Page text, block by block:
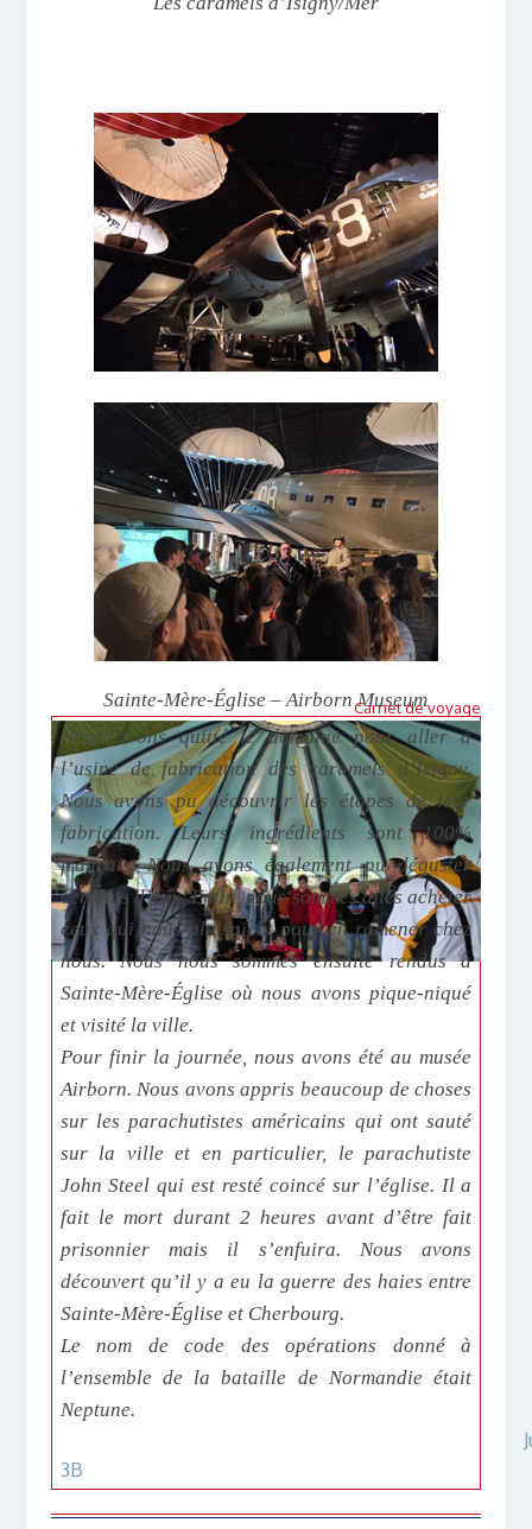
Sainte-Mère-Église – Airborn Museum
Carnet de voyage
Nous avons quitté le domaine pour aller à
l’usine de fabrication des caramels d’Isigny.
Nous avons pu découvrir les étapes de leur
fabrication. Leurs ingrédients sont 100%
français. Nous avons également pu déguster
certains d’eux. Enfin, nous sommes allés acheter
ceux qui nous plaisaient pour en ramener chez
nous. Nous nous sommes ensuite rendus à
Sainte-Mère-Église où nous avons pique-niqué
et visité la ville.
Pour finir la journée, nous avons été au musée
Airborn. Nous avons appris beaucoup de choses
sur les parachutistes américains qui ont sauté
sur la ville et en particulier, le parachutiste
John Steel qui est resté coincé sur l’église. Il a
fait le mort durant 2 heures avant d’être fait
prisonnier mais il s’enfuira. Nous avons
découvert qu’il y a eu la guerre des haies entre
Sainte-Mère-Église et Cherbourg.
Le nom de code des opérations donné à
l’ensemble de la bataille de Normandie était
Neptune.
3B